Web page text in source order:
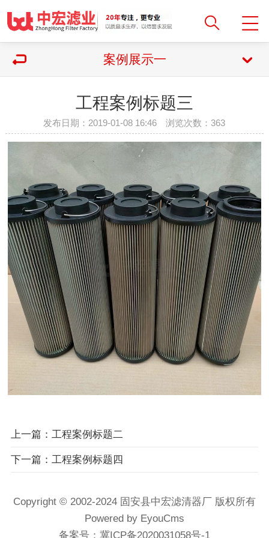
案例展示一
工程案例标题三
发布日期：2019-01-08 16:46 浏览次数：363
上一篇：工程案例标题二
下一篇：工程案例标题四
Copyright © 2002-2024 固安县中宏滤清器厂 版权所有
Powered by EyouCms
备案号： 冀ICP备2020031058号-1